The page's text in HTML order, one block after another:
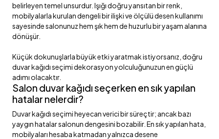
belirleyen temel unsurdur. Işığı doğru yansıtan bir renk,
mobilyalarla kurulan dengeli bir ilişki ve ölçülü desen kullanımı
sayesinde salonunuz hem şık hem de huzurlu bir yaşam alanına
dönüşür.
Küçük dokunuşlarla büyük etki yaratmak istiyorsanız, doğru
duvar kağıdı seçimi dekorasyon yolculuğunuzun en güçlü
adımı olacaktır.
Salon duvar kağıdı seçerken en sık yapılan
hatalar nelerdir?
Duvar kağıdı seçimi heyecan verici bir süreçtir; ancak bazı
yaygın hatalar salonun dengesini bozabilir. En sık yapılan hata,
mobilyaları hesaba katmadan yalnızca desene